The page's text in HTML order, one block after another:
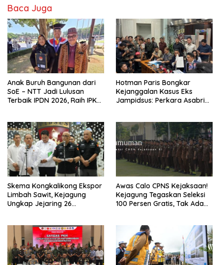
Baca Juga
Anak Buruh Bangunan dari
SoE – NTT Jadi Lulusan
Terbaik IPDN 2026, Raih IPK
Hotman Paris Bongkar
Kejanggalan Kasus Eks
Jampidsus: Perkara Asabri
Skema Kongkalikong Ekspor
Limbah Sawit, Kejagung
Ungkap Jejaring 26
Awas Calo CPNS Kejaksaan!
Kejagung Tegaskan Seleksi
100 Persen Gratis, Tak Ada